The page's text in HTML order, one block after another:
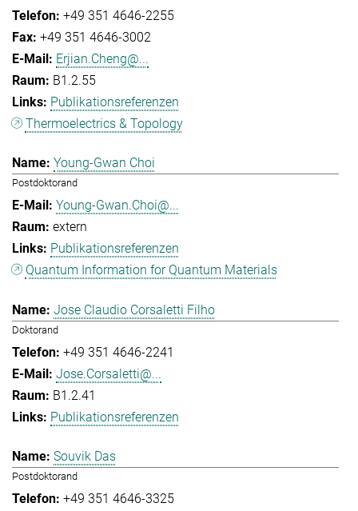
+49 351 4646-2255
+49 351 4646-3002
Erjian.Cheng@...
B1.2.55
Publikationsreferenzen
Thermoelectrics & Topology
Young-Gwan Choi
Postdoktorand
Young-Gwan.Choi@...
extern
Publikationsreferenzen
Quantum Information for Quantum Materials
Jose Claudio Corsaletti Filho
Doktorand
+49 351 4646-2241
Jose.Corsaletti@...
B1.2.41
Publikationsreferenzen
Souvik Das
Postdoktorand
+49 351 4646-3325